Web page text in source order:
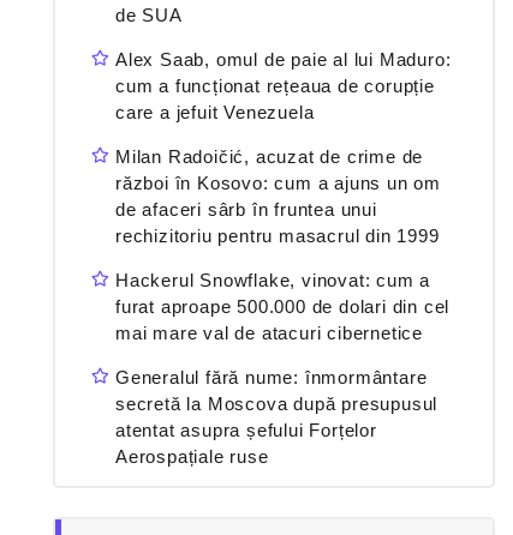
de SUA
Alex Saab, omul de paie al lui Maduro:
cum a funcționat rețeaua de corupție
care a jefuit Venezuela
Milan Radoičić, acuzat de crime de
război în Kosovo: cum a ajuns un om
de afaceri sârb în fruntea unui
rechizitoriu pentru masacrul din 1999
Hackerul Snowflake, vinovat: cum a
furat aproape 500.000 de dolari din cel
mai mare val de atacuri cibernetice
Generalul fără nume: înmormântare
secretă la Moscova după presupusul
atentat asupra șefului Forțelor
Aerospațiale ruse